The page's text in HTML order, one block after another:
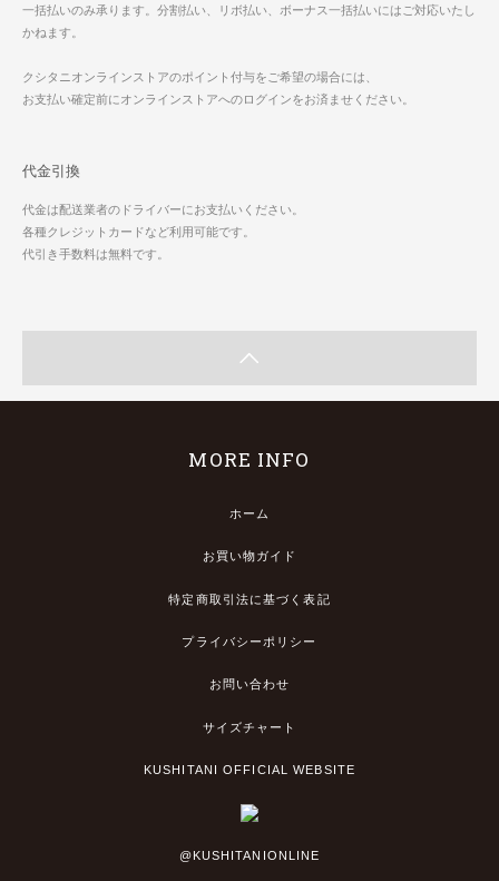
一括払いのみ承ります。分割払い、リボ払い、ボーナス一括払いにはご対応いたし
かねます。
クシタニオンラインストアのポイント付与をご希望の場合には、
お支払い確定前にオンラインストアへのログインをお済ませください。
代金引換
代金は配送業者のドライバーにお支払いください。
各種クレジットカードなど利用可能です。
代引き手数料は無料です。
MORE INFO
ホーム
お買い物ガイド
特定商取引法に基づく表記
プライバシーポリシー
お問い合わせ
サイズチャート
KUSHITANI OFFICIAL WEBSITE
@KUSHITANIONLINE